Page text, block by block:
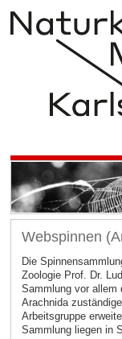
Webspinnen
Die
Zoologie Prof. Dr.
Sammlung vor allem
Arachnida
Arbeitsgruppe
Sammlung liegen in